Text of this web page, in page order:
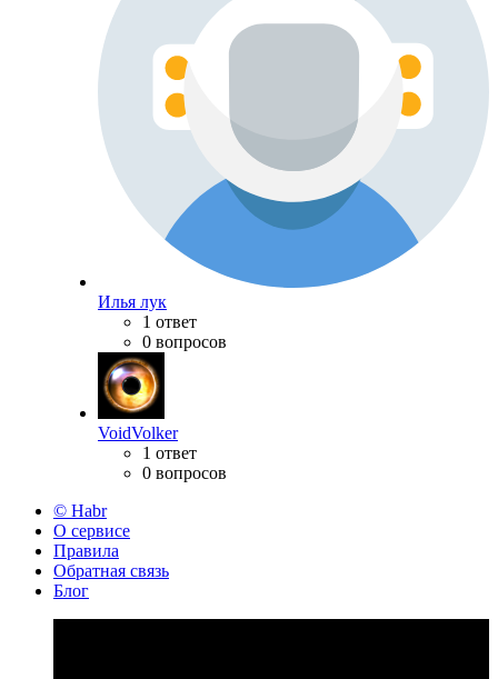
Илья лук
1 ответ
0 вопросов
VoidVolker
1 ответ
0 вопросов
© Habr
О сервисе
Правила
Обратная связь
Блог